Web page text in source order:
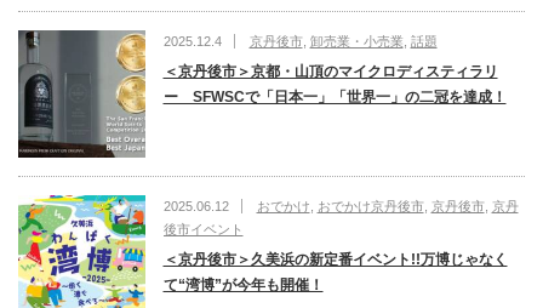
2025.12.4 京丹後市, 卸売業・小売業 話題
＜京丹後市＞京都・山頂のマイクロディスティラリ
ー SFWSCで「日本一」「世界一」の二冠を達成！
2025.06.12 おでかけ おでかけ京丹後市, 京丹後市, 京丹
後市イベント
＜京丹後市＞久美浜の新定番イベント!!万博じゃなく
て“湾博”が今年も開催！